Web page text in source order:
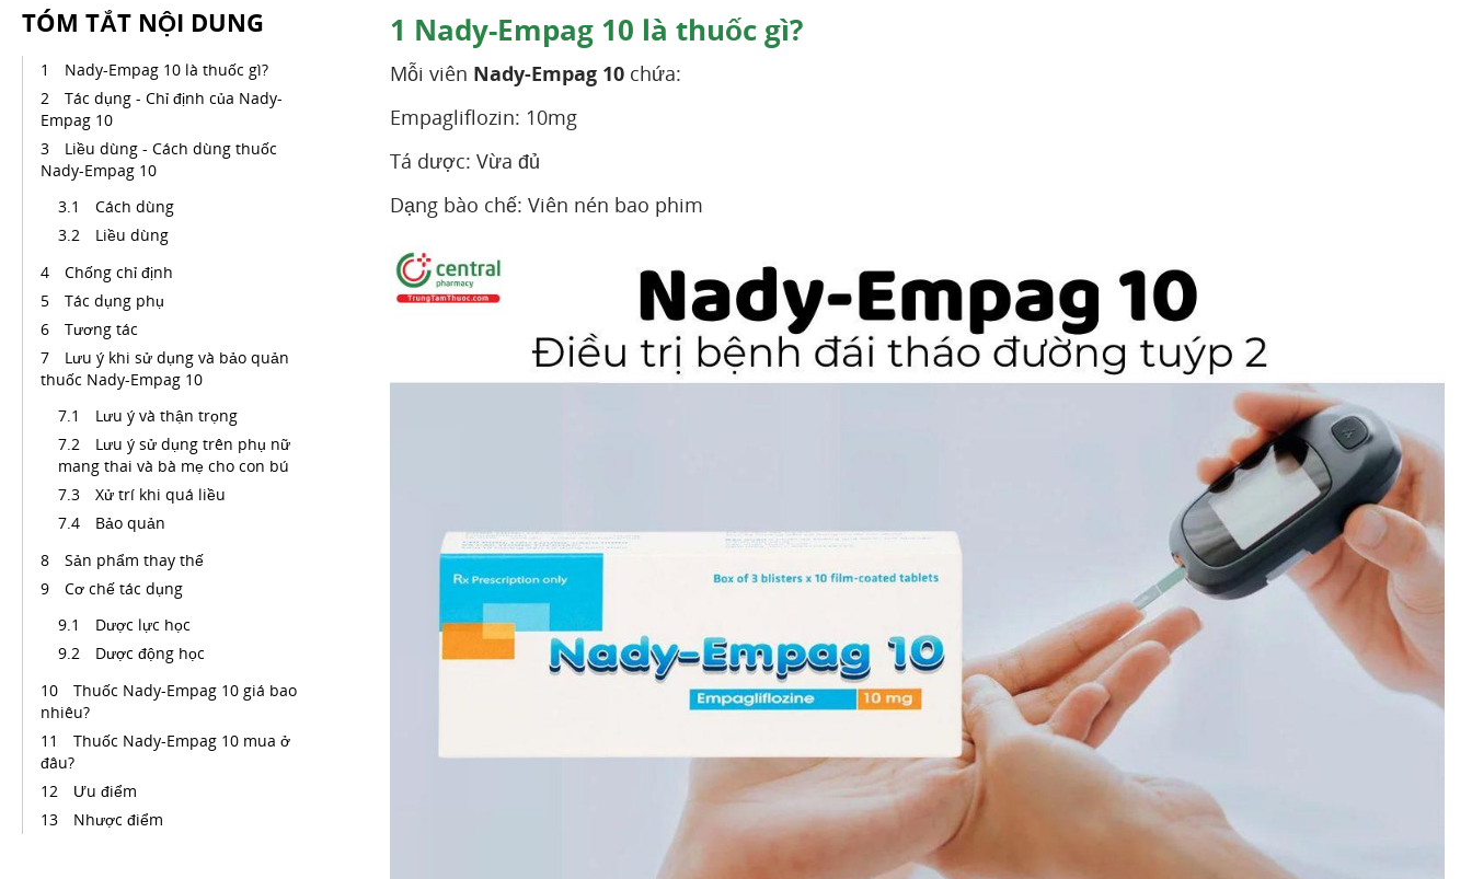
TÓM TẮT NỘI DUNG
Nady-Empag 10 là thuốc gì?
Tác dụng - Chỉ định của Nady-
Empag 10
Liều dùng - Cách dùng thuốc
Nady-Empag 10
Cách dùng
Liều dùng
Chống chỉ định
Tác dụng phụ
Tương tác
Lưu ý khi sử dụng và bảo quản
thuốc Nady-Empag 10
Lưu ý và thận trọng
Lưu ý sử dụng trên phụ nữ
mang thai và bà mẹ cho con bú
Xử trí khi quá liều
Bảo quản
Sản phẩm thay thế
Cơ chế tác dụng
Dược lực học
Dược động học
Thuốc Nady-Empag 10 giá bao
nhiêu?
Thuốc Nady-Empag 10 mua ở
đâu?
Ưu điểm
Nhược điểm
1 Nady-Empag 10 là thuốc gì?
Mỗi viên Nady-Empag 10 chứa:
Empagliflozin: 10mg
Tá dược: Vừa đủ
Dạng bào chế: Viên nén bao phim